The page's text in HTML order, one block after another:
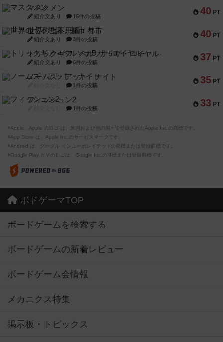
40 PT
マスクメン
紹介文あり 16件の投稿
40 PT
世界の七不思議：都市
紹介文あり 3件の投稿
37 PT
トリックギア - ペルソナ5 ザ・ロイヤル-
紹介文あり 6件の投稿
35 PT
ノームズ・アット・ナイト
1件の投稿
33 PT
フィッシェン2
1件の投稿
※Apple、Apple のロゴ は、米国および他の国々で登録されたApple Inc.の商標です。
※App Store は、Apple Inc.のサービスマークです。
※Android は、グーグル インコーポレイテッドの商標または登録商標です。
※Google Play とそのロゴは、Google Inc.の商標または登録商標です。
ボドゲーマTOP
ボードゲームを検索する
ボードゲームの新着レビュー
ボードゲーム会情報
メカニクス特集
掲示板・トピックス